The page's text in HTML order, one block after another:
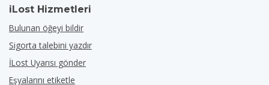
iLost Hizmetleri
Bulunan öğeyi bildir
Sigorta talebini yazdır
İLost Uyarısı gönder
Eşyalarını etiketle